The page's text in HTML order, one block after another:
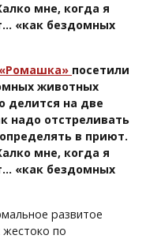
мне, когда я
«как бездомных
посетили
животных
делится на две
надо отстреливать
в приют.
мне, когда я
«как бездомных
развитое
по